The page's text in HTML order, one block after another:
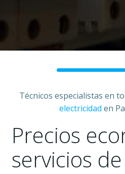
Técnicos especialistas en
electricidad en
Precios
servicios